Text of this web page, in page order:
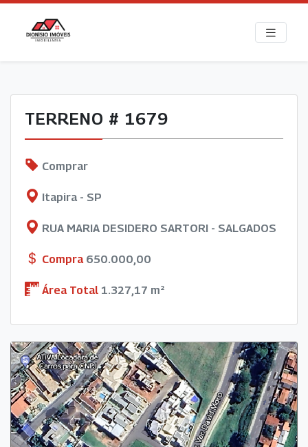
TERRENO # 1679
Comprar
Itapira - SP
RUA MARIA DESIDERO SARTORI - SALGADOS
Compra 650.000,00
Área Total 1.327,17 m²